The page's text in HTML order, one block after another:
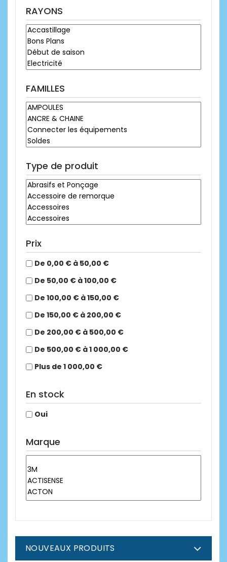
RAYONS
FAMILLES
Type de produit
Prix
De 0,00 € à 50,00 €
De 50,00 € à 100,00 €
De 100,00 € à 150,00 €
De 150,00 € à 200,00 €
De 200,00 € à 500,00 €
De 500,00 € à 1 000,00 €
Plus de 1 000,00 €
En stock
Oui
Marque
NOUVEAUX PRODUITS